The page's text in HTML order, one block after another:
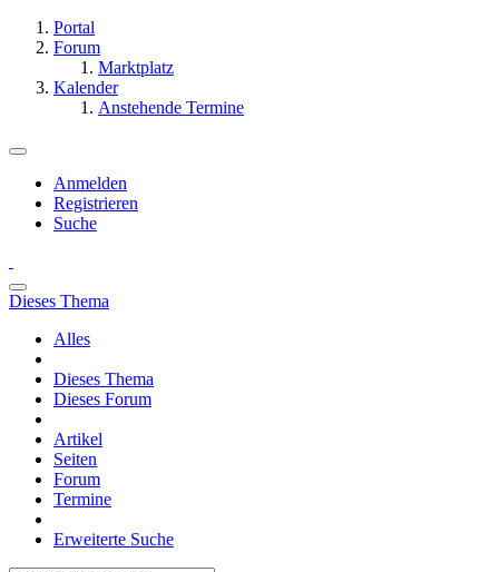
Portal
Forum
Marktplatz
Kalender
Anstehende Termine
Anmelden
Registrieren
Suche
Dieses Thema
Alles
Dieses Thema
Dieses Forum
Artikel
Seiten
Forum
Termine
Erweiterte Suche